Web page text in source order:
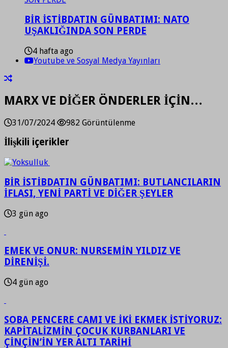
BİR İSTİBDATIN GÜNBATIMI: NATO
UŞAKLIĞINDA SON PERDE
4 hafta ago
Youtube ve Sosyal Medya Yayınları
MARX VE DİĞER ÖNDERLER İÇİN…
31/07/2024 982 Görüntülenme
İlişkili içerikler
BİR İSTİBDATIN GÜNBATIMI: BUTLANCILARIN
İFLASI, YENİ PARTİ VE DİĞER ŞEYLER
3 gün ago
EMEK VE ONUR: NURSEMİN YILDIZ VE
DİRENİŞİ.
4 gün ago
SOBA PENCERE CAMI VE İKİ EKMEK İSTİYORUZ:
KAPİTALİZMİN ÇOCUK KURBANLARI VE
ÇİNÇİN’İN YER ALTI TARİHİ